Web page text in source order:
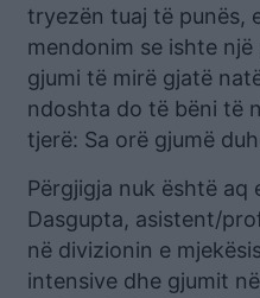
tryezën tuaj të punës,
mendonim se ishte
gjumi të mirë gjatë
ndoshta do të bëni të
tjerë: Sa orë gjumë
Përgjigja nuk është aq
Dasgupta, asistent/
në divizionin e
intensive dhe gjumit